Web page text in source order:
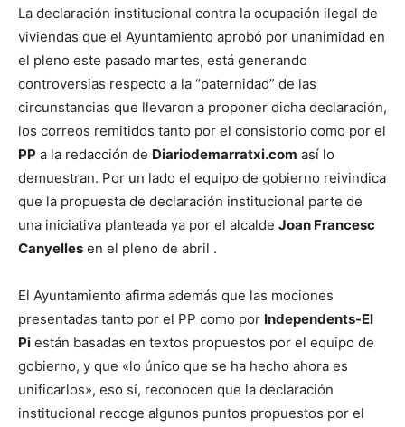
La declaración institucional contra la ocupación ilegal de
viviendas que el Ayuntamiento aprobó por unanimidad en
el pleno este pasado martes, está generando
controversias respecto a la “paternidad” de las
circunstancias que llevaron a proponer dicha declaración,
los correos remitidos tanto por el consistorio como por el
PP a la redacción de Diariodemarratxi.com así lo
demuestran. Por un lado el equipo de gobierno reivindica
que la propuesta de declaración institucional parte de
una iniciativa planteada ya por el alcalde Joan Francesc
Canyelles en el pleno de abril .
El Ayuntamiento afirma además que las mociones
presentadas tanto por el PP como por Independents-El
Pi están basadas en textos propuestos por el equipo de
gobierno, y que «lo único que se ha hecho ahora es
unificarlos», eso sí, reconocen que la declaración
institucional recoge algunos puntos propuestos por el